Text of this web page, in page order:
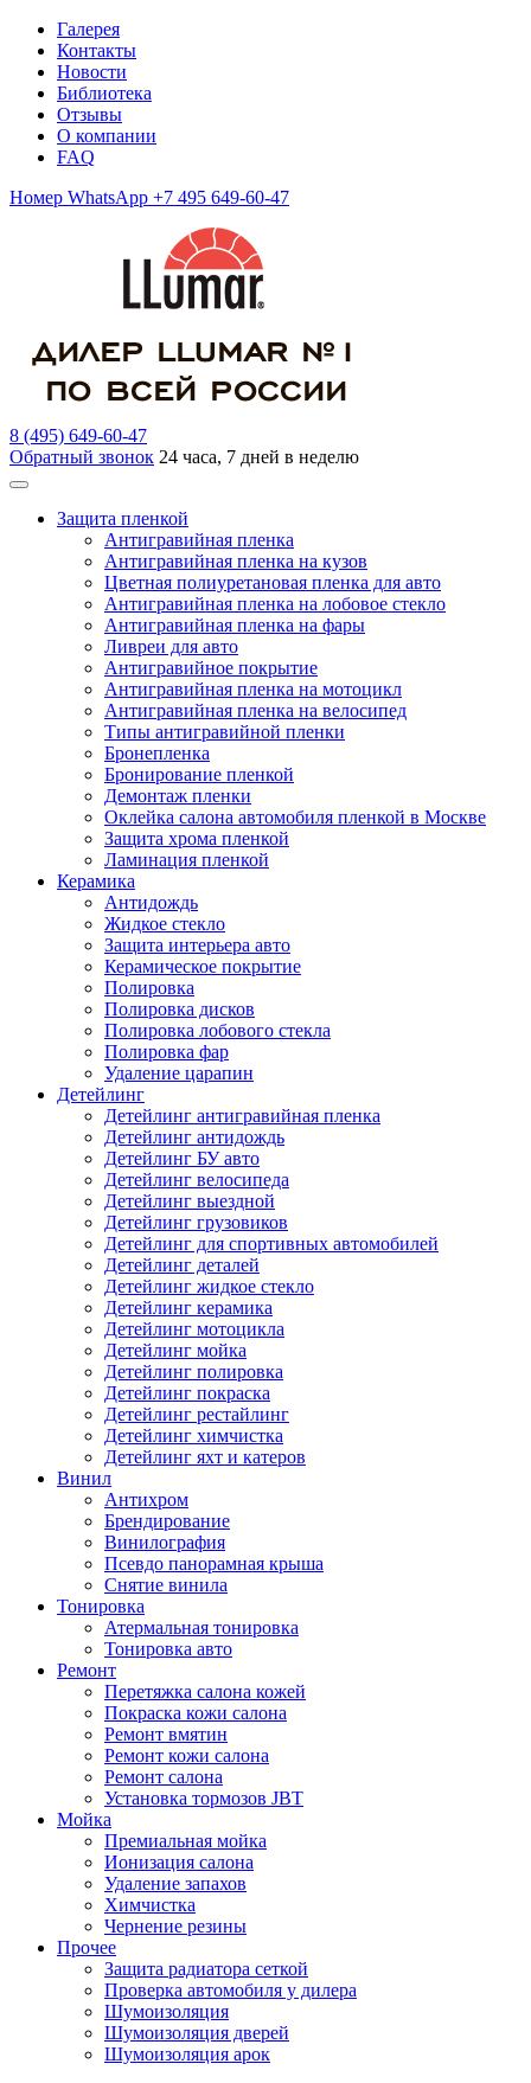
Галерея
Контакты
Новости
Библиотека
Отзывы
О компании
FAQ
Номер WhatsApp +7 495 649-60-47
8 (495) 649-60-47
Обратный звонок 24 часа, 7 дней в неделю
Защита пленкой
Антигравийная пленка
Антигравийная пленка на кузов
Цветная полиуретановая пленка для авто
Антигравийная пленка на лобовое стекло
Антигравийная пленка на фары
Ливреи для авто
Антигравийное покрытие
Антигравийная пленка на мотоцикл
Антигравийная пленка на велосипед
Типы антигравийной пленки
Бронепленка
Бронирование пленкой
Демонтаж пленки
Оклейка салона автомобиля пленкой в Москве
Защита хрома пленкой
Ламинация пленкой
Керамика
Антидождь
Жидкое стекло
Защита интерьера авто
Керамическое покрытие
Полировка
Полировка дисков
Полировка лобового стекла
Полировка фар
Удаление царапин
Детейлинг
Детейлинг антигравийная пленка
Детейлинг антидождь
Детейлинг БУ авто
Детейлинг велосипеда
Детейлинг выездной
Детейлинг грузовиков
Детейлинг для спортивных автомобилей
Детейлинг деталей
Детейлинг жидкое стекло
Детейлинг керамика
Детейлинг мотоцикла
Детейлинг мойка
Детейлинг полировка
Детейлинг покраска
Детейлинг рестайлинг
Детейлинг химчистка
Детейлинг яхт и катеров
Винил
Антихром
Брендирование
Винилография
Псевдо панорамная крыша
Снятие винила
Тонировка
Атермальная тонировка
Тонировка авто
Ремонт
Перетяжка салона кожей
Покраска кожи салона
Ремонт вмятин
Ремонт кожи салона
Ремонт салона
Установка тормозов JBT
Мойка
Премиальная мойка
Ионизация салона
Удаление запахов
Химчистка
Чернение резины
Прочее
Защита радиатора сеткой
Проверка автомобиля у дилера
Шумоизоляция
Шумоизоляция дверей
Шумоизоляция арок